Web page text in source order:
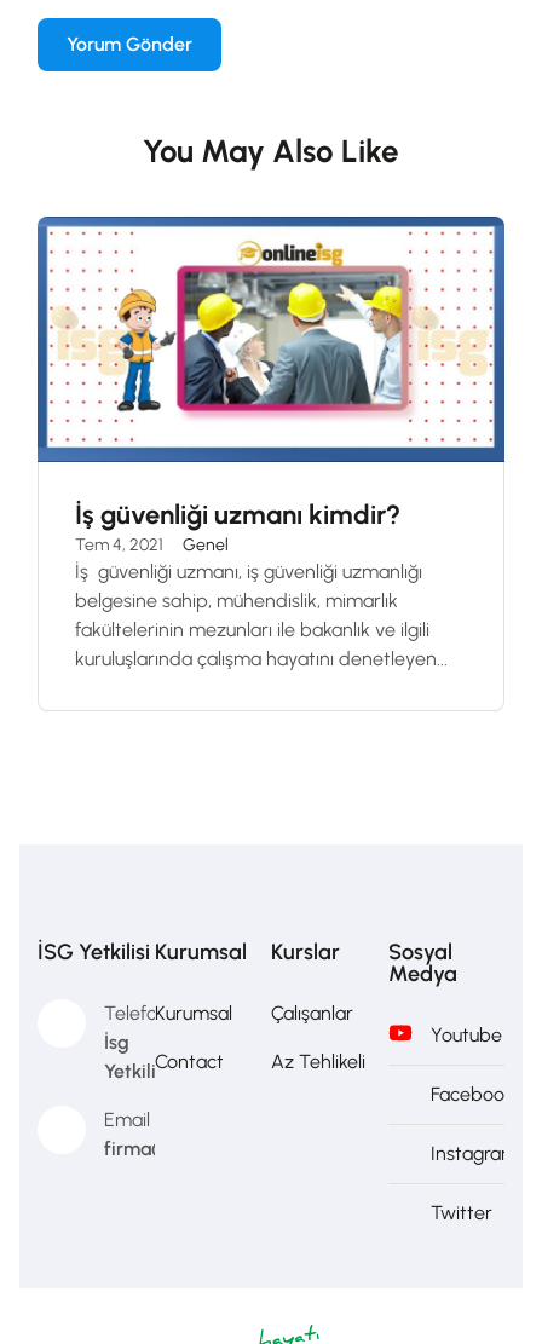
You May Also Like
İş güvenliği uzmanı kimdir?
Tem 4, 2021 Genel
İş güvenliği uzmanı, iş güvenliği uzmanlığı
belgesine sahip, mühendislik, mimarlık
fakültelerinin mezunları ile bakanlık ve ilgili
kuruluşlarında çalışma hayatını denetleyen...
İSG Yetkilisi
Telefon
İsg
Yetkilisi
Email
firma@firma.com
Kurumsal
Kurumsal
Contact
Kurslar
Çalışanlar
Az Tehlikeli
Sosyal
Medya
Youtube
Facebook
Instagram
Twitter